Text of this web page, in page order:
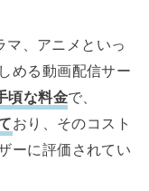
、アニメといっ
める動画配信サー
頃な料金で、
おり、そのコスト
ーに評価されてい